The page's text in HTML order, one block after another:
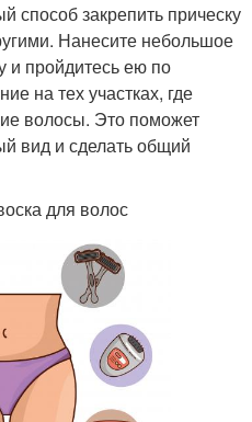
способ закрепить прическу
Нанесите небольшое
и пройдитесь ею по
на тех участках, где
волосы. Это поможет
вид и сделать общий
для волос